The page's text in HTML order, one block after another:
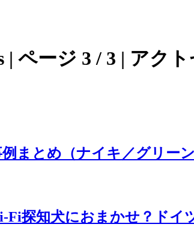
| ページ 3 / 3 | アク
まとめ（ナイキ／グリー
Fi探知犬におまかせ？ドイ